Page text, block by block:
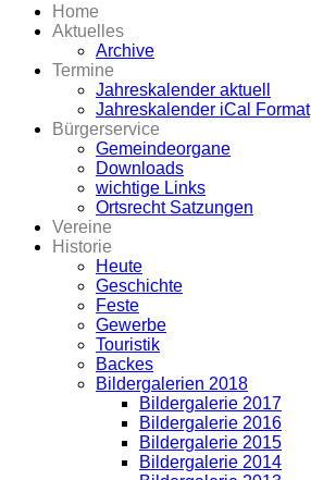
Home
Aktuelles
Archive
Termine
Jahreskalender aktuell
Jahreskalender iCal Format
Bürgerservice
Gemeindeorgane
Downloads
wichtige Links
Ortsrecht Satzungen
Vereine
Historie
Heute
Geschichte
Feste
Gewerbe
Touristik
Backes
Bildergalerien 2018
Bildergalerie 2017
Bildergalerie 2016
Bildergalerie 2015
Bildergalerie 2014